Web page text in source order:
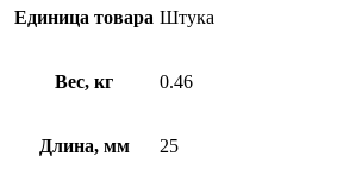
Единица товара Штука
Вес, кг 0.46
Длина, мм 25